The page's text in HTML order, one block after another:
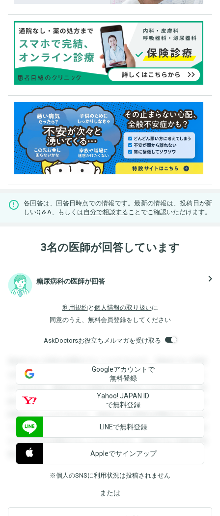
各回答は、回答日時点での情報です。最新の情報は、投稿日が新
しいQ＆A、もしくは自分で相談することでご確認いただけます。
3名の医師が回答しています
糖尿病科の医師が回答 navigate_next
利用規約 と 個人情報の取り扱いに
同意のうえ、無料会員登録をしてください
AskDoctorsお役立ちメルマガを受け取る
登録すると回答を閲覧することができます。登録すると回答
を閲覧することができます。登録すると回答を閲覧すること
ができます。登録すると回答を閲覧することができます。登
録すると回答を閲覧することができます。登録すると回答を
閲覧することができます。登録すると回答を閲覧することが
できます。登録すると回答を閲覧することができます。登録
すると回答を閲覧することができます。登録すると回答を閲
覧することができます。
Googleアカウントで
無料登録
Yahoo! JAPAN ID
で無料登録
LINEで無料登録
Appleでサインアップ
※個人のSNSに利用状況は投稿されません
または